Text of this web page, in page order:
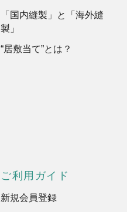
「国内縫製」と「海外縫
製」
“居敷当て”とは？
ご利用ガイド
新規会員登録